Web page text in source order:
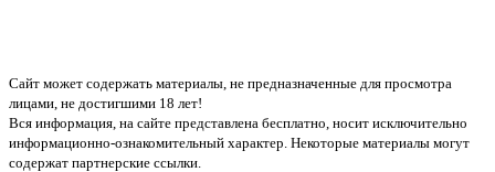
Сайт может содержать материалы, не предназначенные для просмотра
лицами, не достигшими 18 лет!
Вся информация, на сайте представлена бесплатно, носит исключительно
информационно-ознакомительный характер. Некоторые материалы могут
содержат партнерские ссылки.